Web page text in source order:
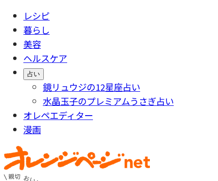
レシピ
暮らし
美容
ヘルスケア
占い
鏡リュウジの12星座占い
水晶玉子のプレミアムうさぎ占い
オレペエディター
漫画